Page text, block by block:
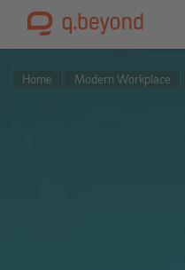
Home Modern Workplace